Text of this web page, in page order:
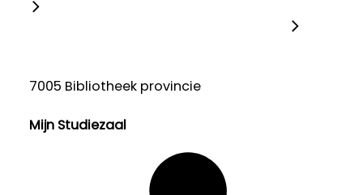
7005 Bibliotheek provincie
Mijn Studiezaal